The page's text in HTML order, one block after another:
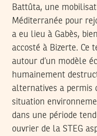
Battûta, une
Méditerranée pour
a eu lieu à Gabès,
accosté à Bizerte. Ce
autour d’un modèle
humainement
alternatives a permis
situation
dans une période
ouvrier de la STEG